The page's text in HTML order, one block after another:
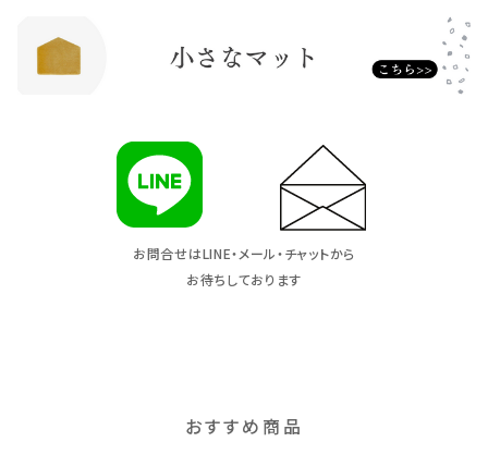
お問合せはLINE・メール・チャットから
お待ちしております
おすすめ商品